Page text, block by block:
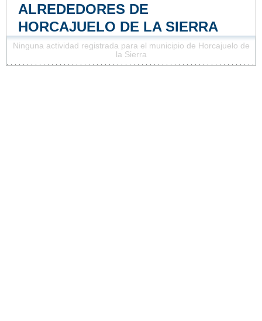
ALREDEDORES DE
HORCAJUELO DE LA SIERRA
Ninguna actividad registrada para el municipio de Horcajuelo de
la Sierra